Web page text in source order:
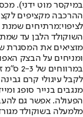
במיקסר מוט ידני).
ההרכבה מקציפים
לציפוי:מרתיחים
השוקולד הלבן עד
מוציאים את המסגרת
ומניחים על הבצק
לקבל עיגולי קרם
מנגבים בנייר סופג
הפעולה. אפשר גם
מלמעלה בשוקולד